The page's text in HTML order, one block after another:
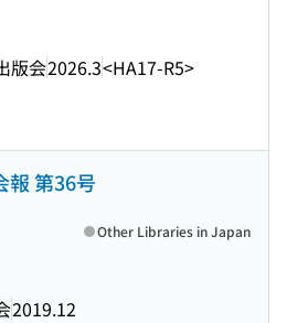
版会2026.3<HA17-R5>
報 第36号
2019.12
Other Libraries in Japan